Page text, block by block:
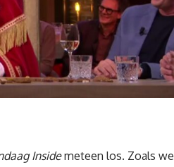
Insidemeteen los. Zoals we